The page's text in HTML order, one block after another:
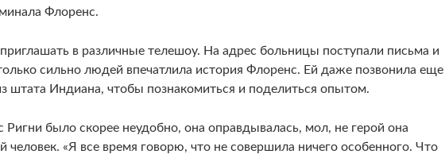
Флоренс.
в различные телешоу. На адрес больницы поступали письма и
сильно людей впечатлила история Флоренс. Ей даже позвонила еще
штата Индиана, чтобы познакомиться и поделиться опытом.
Ригни было скорее неудобно, она оправдывалась, мол, не герой она
«Я все время говорю, что не совершила ничего особенного. Что